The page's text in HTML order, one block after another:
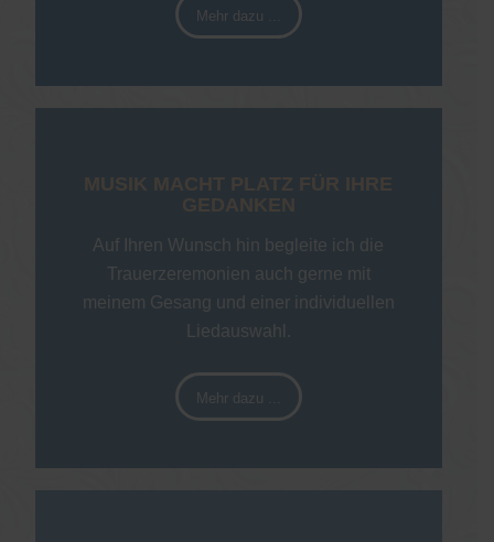
Mehr dazu ...
MUSIK MACHT PLATZ FÜR IHRE
GEDANKEN
Auf Ihren Wunsch hin begleite ich die
Trauerzeremonien auch gerne mit
meinem Gesang und einer individuellen
Liedauswahl.
Mehr dazu ...